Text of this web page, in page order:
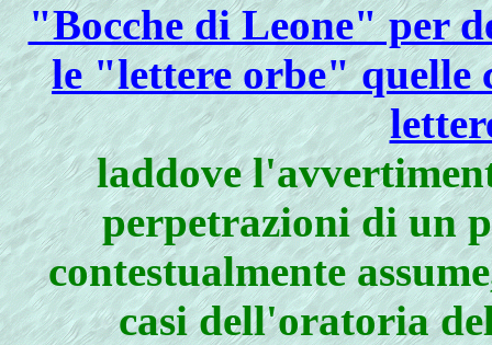
"Bocche di Leone" per
le "lettere orbe" quelle
laddove
perpetrazioni di un
contestualmente
casi dell'oratoria